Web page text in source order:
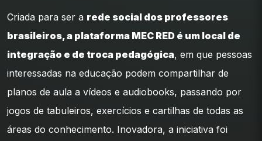
Criada para ser a rede social dos professores
brasileiros, a plataforma MEC RED é um local de
integração e de troca pedagógica, em que pessoas
interessadas na educação podem compartilhar de
planos de aula a vídeos e audiobooks, passando por
jogos de tabuleiros, exercícios e cartilhas de todas as
áreas do conhecimento. Inovadora, a iniciativa foi